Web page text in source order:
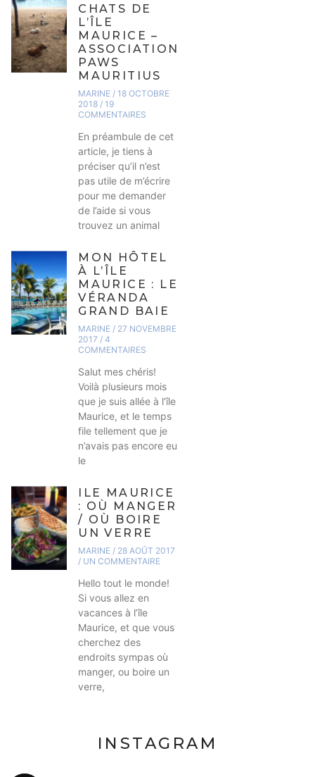
CHATS DE
L’ÎLE
MAURICE –
ASSOCIATION
PAWS
MAURITIUS
MARINE 18 OCTOBRE
2018 19
COMMENTAIRES
En préambule de cet
article, je tiens à
préciser qu’il n’est
pas utile de m’écrire
pour me demander
de l’aide si vous
trouvez un animal
MON HÔTEL
À L’ÎLE
MAURICE : LE
VÉRANDA
GRAND BAIE
MARINE 27 NOVEMBRE
2017 4
COMMENTAIRES
Salut mes chéris!
Voilà plusieurs mois
que je suis allée à l’île
Maurice, et le temps
file tellement que je
n’avais pas encore eu
le
ILE MAURICE
: OÙ MANGER
/ OÙ BOIRE
UN VERRE
MARINE 28 AOÛT 2017
UN COMMENTAIRE
Hello tout le monde!
Si vous allez en
vacances à l’île
Maurice, et que vous
cherchez des
endroits sympas où
manger, ou boire un
verre,
INSTAGRAM